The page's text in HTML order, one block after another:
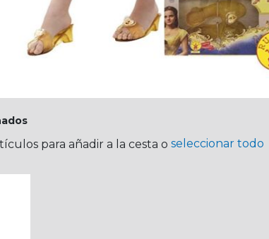
para añadir a la cesta o seleccionar todo